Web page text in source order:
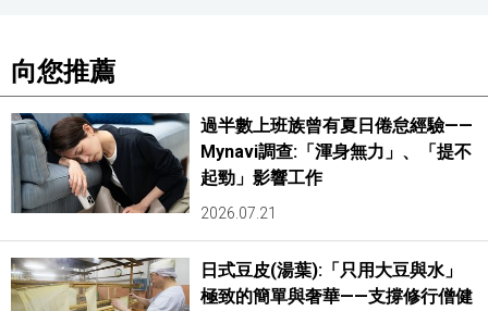
語言
東京
向您推薦
過半數上班族曾有夏日倦怠經驗——
Mynavi調查:「渾身無力」、「提不
起勁」影響工作
2026.07.21
日式豆皮(湯葉):「只用大豆與水」
極致的簡單與奢華——支撐修行僧健